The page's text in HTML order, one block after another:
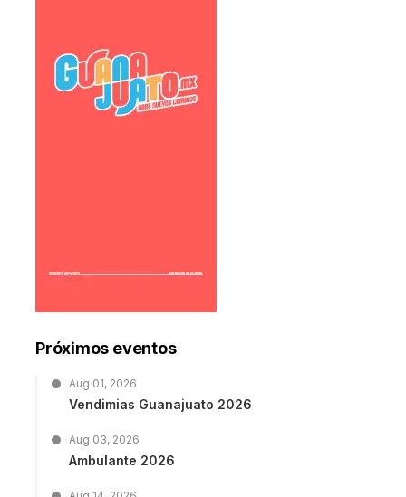
Próximos eventos
Aug 01, 2026
Vendimias Guanajuato 2026
Aug 03, 2026
Ambulante 2026